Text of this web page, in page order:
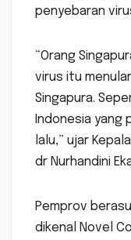
penyebaran
“Orang
virus itu
Singapura.
Indonesia
lalu,” ujar
dr Nurhandini
Pemprov
dikenal Novel